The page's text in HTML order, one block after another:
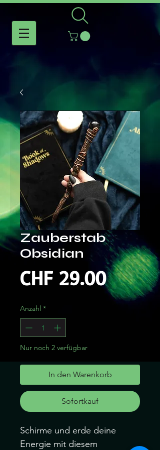
Zauberstab
Obsidian
CHF 29.00Preis
Anzahl *
Nur noch 2 verfügbar
In den Warenkorb
Sofortkauf
Schirme und erde deine
Energie mit diesem